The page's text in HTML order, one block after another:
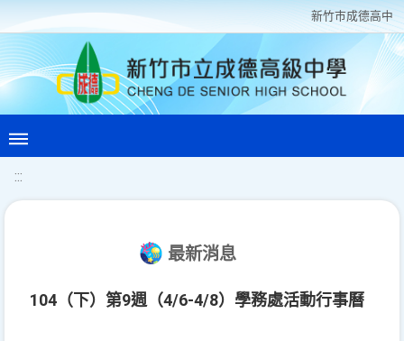
新竹巿成德高中
:::
最新消息
104（下）第9週（4/6-4/8）學務處活動行事曆